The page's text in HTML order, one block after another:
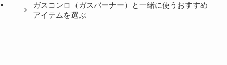
ガスコンロ（ガスバーナー）と一緒に使うおすすめ
アイテムを選ぶ